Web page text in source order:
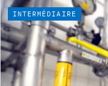
INTERMÉDIAIRE